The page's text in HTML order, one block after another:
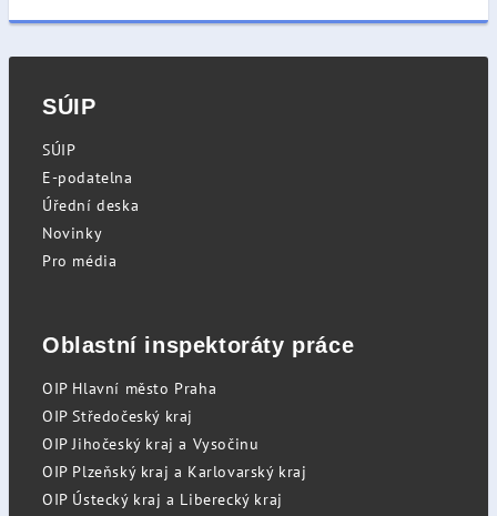
SÚIP
SÚIP
E-podatelna
Úřední deska
Novinky
Pro média
Oblastní inspektoráty práce
OIP Hlavní město Praha
OIP Středočeský kraj
OIP Jihočeský kraj a Vysočinu
OIP Plzeňský kraj a Karlovarský kraj
OIP Ústecký kraj a Liberecký kraj